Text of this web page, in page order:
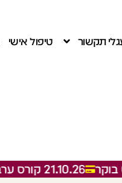
054-495-8685תקשור טיפול אישי
21.10.26 קורס ערב